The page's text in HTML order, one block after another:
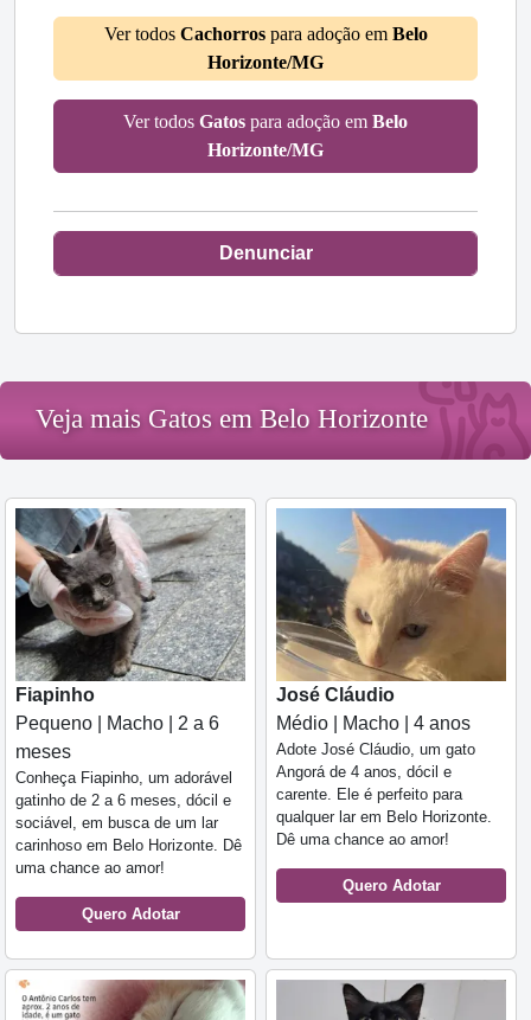
Ver todos Cachorrospara adoção em Belo
Horizonte/MG
Ver todos Gatos para adoção em Belo
Horizonte/MG
Denunciar
Veja mais Gatos em Belo Horizonte
Fiapinho
Pequeno | Macho | 2 a 6
meses
Conheça Fiapinho, um adorável
gatinho de 2 a 6 meses, dócil e
sociável, em busca de um lar
carinhoso em Belo Horizonte. Dê
uma chance ao amor!
Quero Adotar
José Cláudio
Médio | Macho | 4 anos
Adote José Cláudio, um gato
Angorá de 4 anos, dócil e
carente. Ele é perfeito para
qualquer lar em Belo Horizonte.
Dê uma chance ao amor!
Quero Adotar